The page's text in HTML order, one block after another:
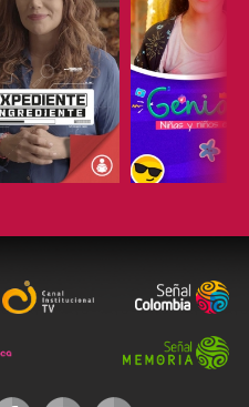
ESCUCHAR